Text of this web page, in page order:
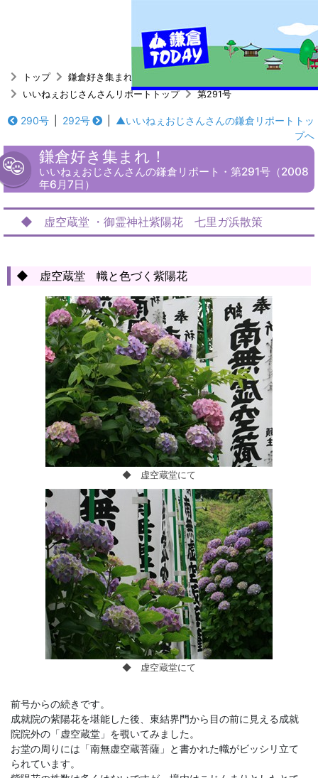
トップ
鎌倉好き集まれ！
いいねぇおじさんさんリポートトップ
第291号
290号 292号
▲いいねぇおじさんさんの鎌倉リポートトッ
プへ
鎌倉好き集まれ！
いいねぇおじさんさんの鎌倉リポート・第291号（2008
年6月7日）
◆ 虚空蔵堂 ・御霊神社紫陽花 七里ガ浜散策
◆ 虚空蔵堂 幟と色づく紫陽花
◆ 虚空蔵堂にて
◆ 虚空蔵堂にて
前号からの続きです。
成就院の紫陽花を堪能した後、東結界門から目の前に見える成就
院院外の「虚空蔵堂」を覗いてみました。
お堂の周りには「南無虚空蔵菩薩」と書かれた幟がビッシリ立て
られています。